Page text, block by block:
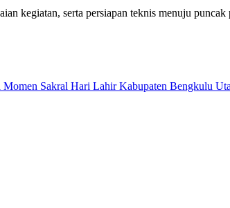
kegiatan, serta persiapan teknis menuju
Sakral Hari Lahir Kabupaten Bengkulu